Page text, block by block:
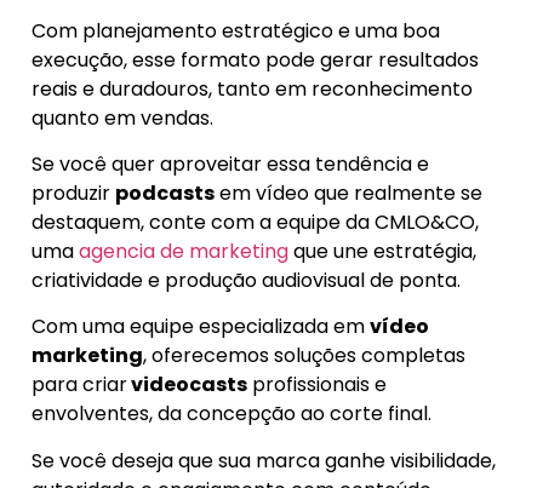
Com planejamento estratégico e uma boa
execução, esse formato pode gerar resultados
reais e duradouros, tanto em reconhecimento
quanto em vendas.
Se você quer aproveitar essa tendência e
produzir podcastsem vídeo que realmente se
destaquem, conte com a equipe da CMLO&CO,
umaagencia de marketingque une estratégia,
criatividade e produção audiovisual de ponta.
Com uma equipe especializada emvídeo
marketing, oferecemos soluções completas
para criarvideocasts profissionais e
envolventes, da concepção ao corte final.
Se você deseja que sua marca ganhe visibilidade,